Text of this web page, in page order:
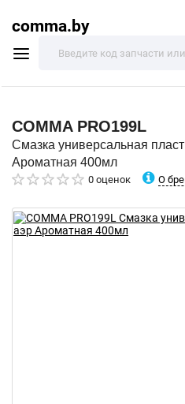
comma.by
COMMA PRO199L
Смазка универсальная
Ароматная 400мл
0 оценок О